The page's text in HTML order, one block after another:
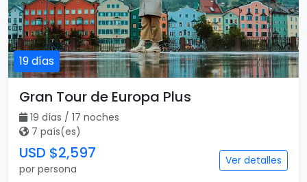
19 días
Gran Tour de Europa Plus
19 días / 17 noches
7 país(es)
USD $2,597
por persona
Ver detalles